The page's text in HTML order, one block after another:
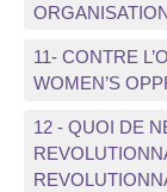
11- CONTRE
WOMEN’S
12 - QUOI DE